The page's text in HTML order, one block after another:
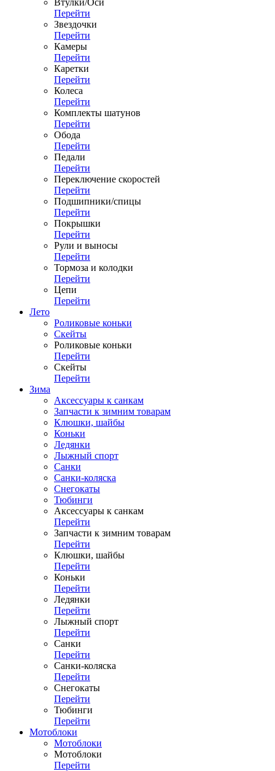
Втулки/Оси
Перейти
Звездочки
Перейти
Камеры
Перейти
Каретки
Перейти
Колеса
Перейти
Комплекты шатунов
Перейти
Обода
Перейти
Педали
Перейти
Переключение скоростей
Перейти
Подшипники/спицы
Перейти
Покрышки
Перейти
Рули и выносы
Перейти
Тормоза и колодки
Перейти
Цепи
Перейти
Лето
Роликовые коньки
Скейты
Роликовые коньки
Перейти
Скейты
Перейти
Зима
Аксессуары к санкам
Запчасти к зимним товарам
Клюшки, шайбы
Коньки
Ледянки
Лыжный спорт
Санки
Санки-коляска
Снегокаты
Тюбинги
Аксессуары к санкам
Перейти
Запчасти к зимним товарам
Перейти
Клюшки, шайбы
Перейти
Коньки
Перейти
Ледянки
Перейти
Лыжный спорт
Перейти
Санки
Перейти
Санки-коляска
Перейти
Снегокаты
Перейти
Тюбинги
Перейти
Мотоблоки
Мотоблоки
Мотоблоки
Перейти